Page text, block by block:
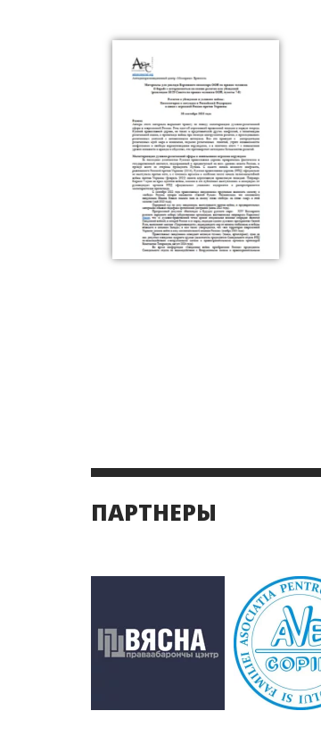
ПАРТНЕРЫ